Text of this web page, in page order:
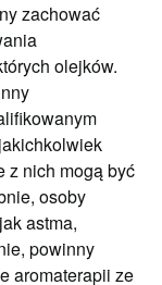
zachować
olejków.
z nich mogą być
osoby
astma,
powinny
aromaterapii ze